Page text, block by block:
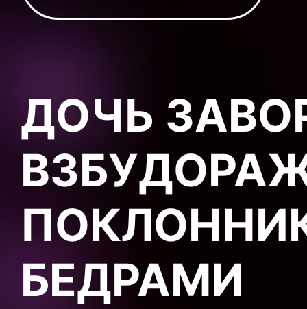
ДОЧЬ
БЕДРАМИ